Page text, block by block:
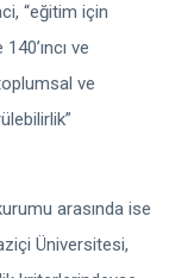
“eğitim için
ve
ve
arasında ise
Üniversitesi,